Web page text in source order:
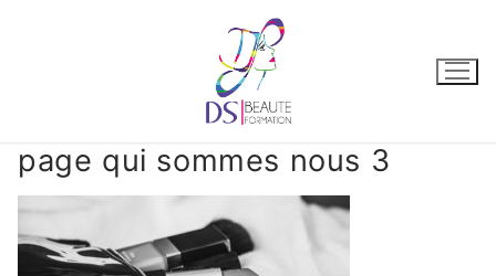
page qui sommes nous 3